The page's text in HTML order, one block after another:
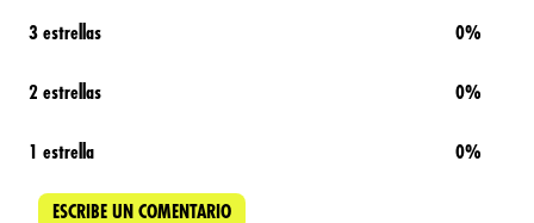
3 estrellas 0%
2 estrellas 0%
1 estrella 0%
ESCRIBE UN COMENTARIO